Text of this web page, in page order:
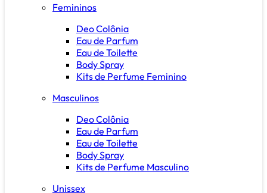
Femininos
Deo Colônia
Eau de Parfum
Eau de Toilette
Body Spray
Kits de Perfume Feminino
Masculinos
Deo Colônia
Eau de Parfum
Eau de Toilette
Body Spray
Kits de Perfume Masculino
Unissex